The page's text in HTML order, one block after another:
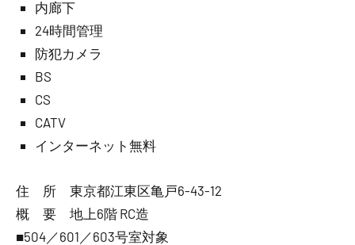
内廊下
24時間管理
防犯カメラ
BS
CS
CATV
インターネット無料
住 所 東京都江東区亀戸6-43-12
概 要 地上6階 RC造
■504／601／603号室対象